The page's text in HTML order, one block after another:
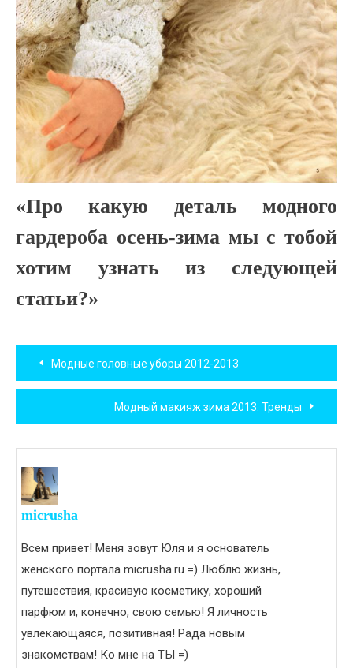
«Про какую деталь модного
гардероба осень-зима мы с тобой
хотим узнать из следующей
статьи?»
Навигация
по
записям
Модные головные уборы 2012-2013
Модный макияж зима 2013. Тренды
micrusha
Всем привет! Меня зовут Юля и я основатель
женского портала micrusha.ru =) Люблю жизнь,
путешествия, красивую косметику, хороший
парфюм и, конечно, свою семью! Я личность
увлекающаяся, позитивная! Рада новым
знакомствам! Ко мне на ТЫ =)